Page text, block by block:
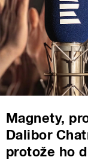
Magnety,
Dalibor
protože ho